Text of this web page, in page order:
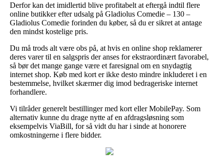
Derfor kan det imidlertid blive profitabelt at eftergå indtil flere
online butikker efter udsalg på Gladiolus Comedie – 130 –
Gladiolus Comedie forinden du køber, så du er sikret at antage
den mindst kostelige pris.
Du må trods alt være obs på, at hvis en online shop reklamerer
deres varer til en salgspris der anses for ekstraordinært favorabel,
så bør det mange gange være et faresignal om en snydagtig
internet shop. Køb med kort er ikke desto mindre inkluderet i en
bestemmelse, hvilket skærmer dig imod bedrageriske internet
forhandlere.
Vi tilråder generelt bestillinger med kort eller MobilePay. Som
alternativ kunne du drage nytte af en afdragsløsning som
eksempelvis ViaBill, for så vidt du har i sinde at honorere
omkostningerne i flere bidder.